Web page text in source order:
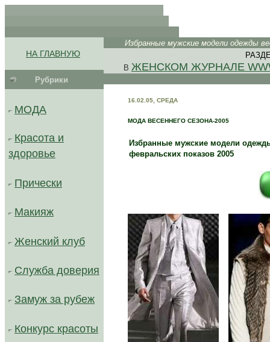
НА ГЛАВНУЮ
Рубрики
МОДА
Красота и
здоровье
Прически
Макияж
Женский клуб
Служба доверия
Замуж за рубеж
Конкурс красоты
Избранные мужские модели одежды
В ЖЕНСКОМ ЖУРНАЛЕ
16.02.05, СРЕДА
МОДА ВЕСЕННЕГО СЕЗОНА-2005
Избранные мужские модели
февральских показов 2005